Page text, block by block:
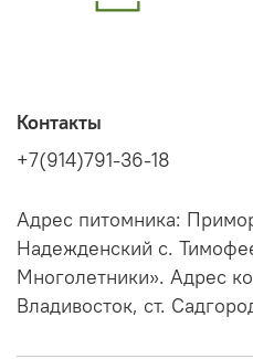
Контакты
+7(914)791-36-18
Адрес питомника:
Надежденский с.
Многолетники». Адрес
Владивосток, ст.